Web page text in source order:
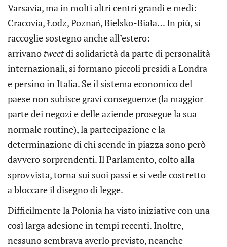
Varsavia, ma in molti altri centri grandi e medi:
Cracovia, Łodz, Poznań, Bielsko-Biała… In più, si
raccoglie sostegno anche all’estero:
arrivano tweetdi solidarietà da parte di personalità
internazionali, si formano piccoli presidi a Londra
e persino in Italia. Se il sistema economico del
paese non subisce gravi conseguenze (la maggior
parte dei negozi e delle aziende prosegue la sua
normale routine), la partecipazione e la
determinazione di chi scende in piazza sono però
davvero sorprendenti. Il Parlamento, colto alla
sprovvista, torna sui suoi passi e si vede costretto
a bloccare il disegno di legge.
Difficilmente la Polonia ha visto iniziative con una
così larga adesione in tempi recenti. Inoltre,
nessuno sembrava averlo previsto, neanche